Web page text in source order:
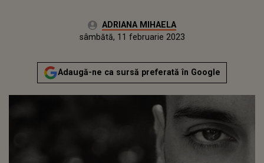
Autor:ADRIANA MIHAELA
vineri, 11 februarie 2022Actualizat:
sâmbătă, 11 februarie 2023
Adaugă-ne ca sursă preferată în Google